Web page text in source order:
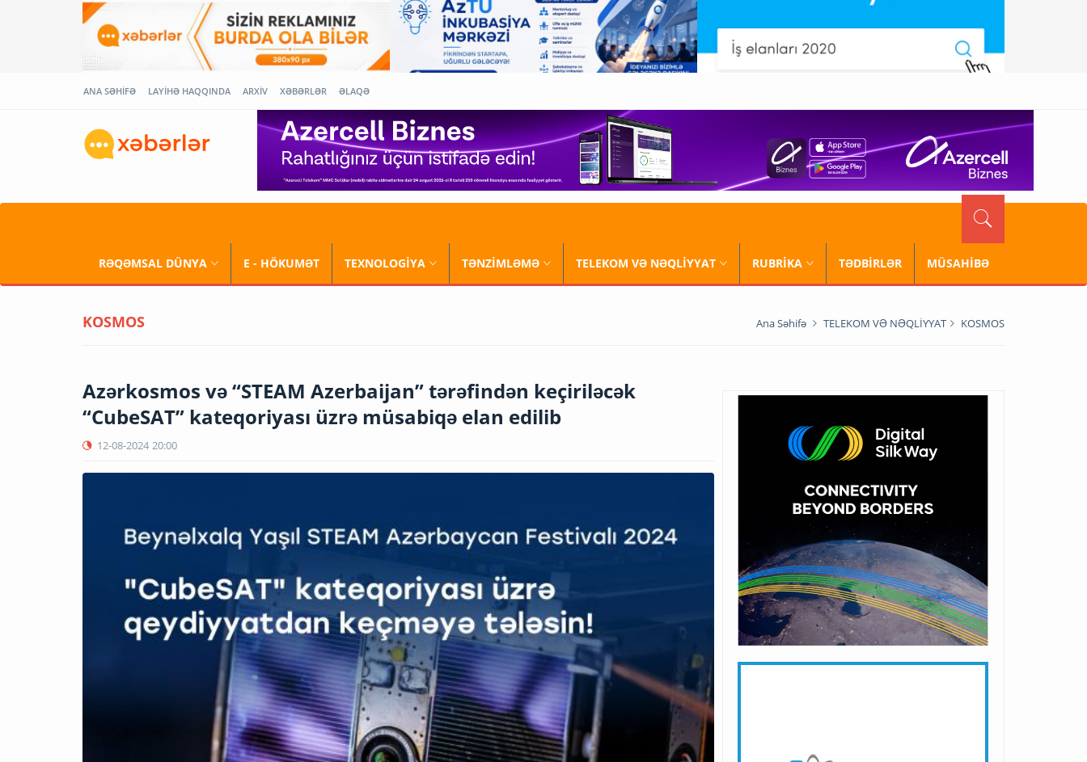
ANA SƏHİFƏ LAYİHƏ HAQQINDA ARXİV XƏBƏRLƏR ƏLAQƏ
RƏQƏMSAL DÜNYA E - HÖKUMƏT TEXNOLOGİYA TƏNZİMLƏMƏ TELEKOM VƏ NƏQLİYYAT RUBRİKA TƏDBİRLƏR MÜSAHİBƏ
KOSMOS Ana Səhifə TELEKOM VƏ NƏQLİYYAT KOSMOS
Azərkosmos və “STEAM Azerbaijan” tərəfindən keçiriləcək
“CubeSAT” kateqoriyası üzrə müsabiqə elan edilib
12-08-2024 20:00